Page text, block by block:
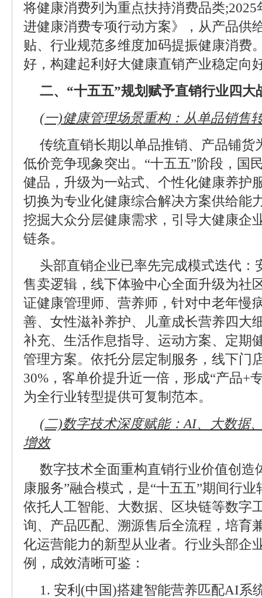
将健康消费列为重点扶持消费品类
进健康消费专项行动方案》，从产品供
贴、行业规范多维度加码提振健康消费
好，构建起利好大健康直销产业稳定向
二、“十五五”规划赋予直销行业四大
(一)健康管理场景重构：从单品销售
传统直销长期以单品推销、产品铺货
低价竞争现象突出。“十五五”阶段，国
健品，升级为一站式、个性化健康养护
切换为专业化健康综合解决方案供给能
挖掘大众分层健康需求，引导大健康企
链条。
头部直销企业已率先完成模式迭代：
售卖逻辑，线下体验中心全面升级为社
证健康管理师、营养师，针对中老年慢
善、女性滋补养护、儿童成长营养四大
补充、生活作息指导、运动方案、定期
管理方案。依托分层定制服务，线下门
30%，客单价提升近一倍，形成“产品+
为全行业转型提供可复制范本。
(二)数字技术深度赋能：AI、大数据
增效
数字技术全面重构直销行业价值创造
康服务”融合模式，是“十五五”期间行
依托人工智能、大数据、区块链等数字
询、产品匹配、溯源售后全流程，培育
化运营能力的新型从业者。行业头部企
例，成效清晰可鉴：
1. 安利(中国)搭建智能营养匹配AI系